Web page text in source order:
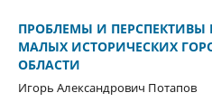
ПРОБЛЕМЫ И ПЕРСПЕКТИВЫ
МАЛЫХ ИСТОРИЧЕСКИХ
ОБЛАСТИ
Игорь Александрович Потапов